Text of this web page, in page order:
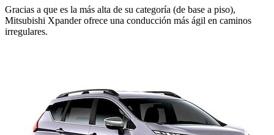
Gracias a que es la más alta de su categoría (de base a piso),
Mitsubishi Xpander ofrece una conducción más ágil en caminos
irregulares.